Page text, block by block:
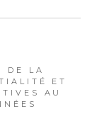
DE LA
ET
AU